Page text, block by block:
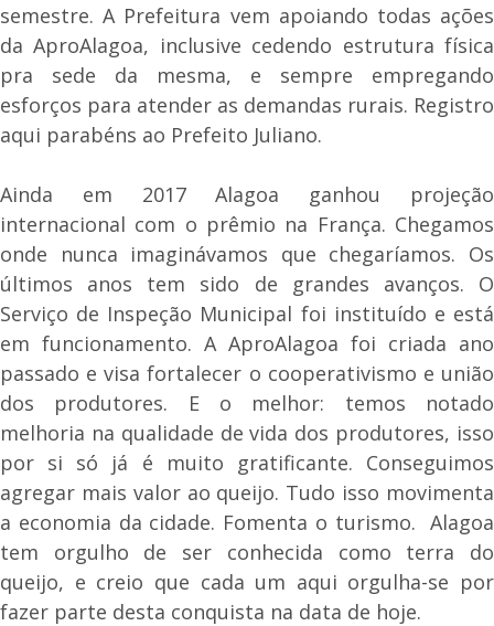
semestre. A Prefeitura vem apoiando todas ações
da AproAlagoa, inclusive cedendo estrutura física
pra sede da mesma, e sempre empregando
esforços para atender as demandas rurais. Registro
aqui parabéns ao Prefeito Juliano.
Ainda em 2017 Alagoa ganhou projeção
internacional com o prêmio na França. Chegamos
onde nunca imaginávamos que chegaríamos. Os
últimos anos tem sido de grandes avanços. O
Serviço de Inspeção Municipal foi instituído e está
em funcionamento. A AproAlagoa foi criada ano
passado e visa fortalecer o cooperativismo e união
dos produtores. E o melhor: temos notado
melhoria na qualidade de vida dos produtores, isso
por si só já é muito gratificante. Conseguimos
agregar mais valor ao queijo. Tudo isso movimenta
a economia da cidade. Fomenta o turismo. Alagoa
tem orgulho de ser conhecida como terra do
queijo, e creio que cada um aqui orgulha-se por
fazer parte desta conquista na data de hoje.